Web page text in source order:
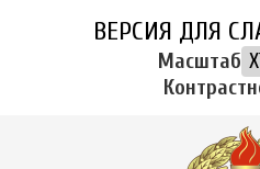
ВЕРСИЯ ДЛЯ
Масштаб